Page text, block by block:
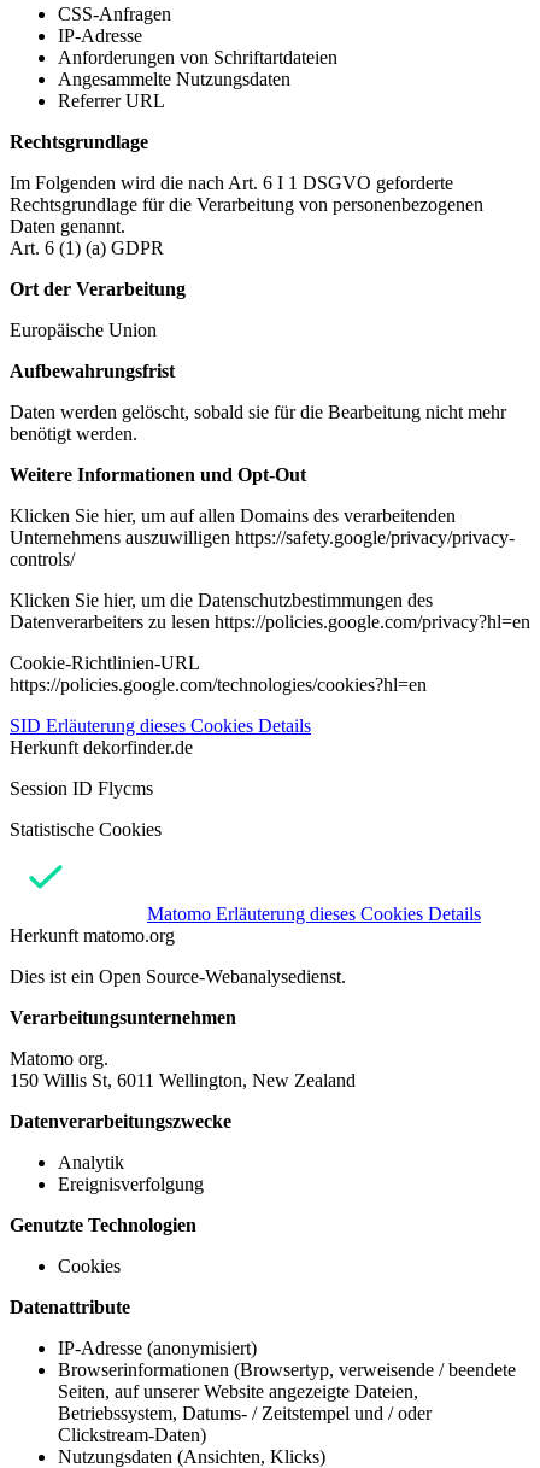
CSS-Anfragen
IP-Adresse
Anforderungen von Schriftartdateien
Angesammelte Nutzungsdaten
Referrer URL
Rechtsgrundlage
Im Folgenden wird die nach Art. 6 I 1 DSGVO geforderte
Rechtsgrundlage für die Verarbeitung von personenbezogenen
Daten genannt.
Art. 6 (1) (a) GDPR
Ort der Verarbeitung
Europäische Union
Aufbewahrungsfrist
Daten werden gelöscht, sobald sie für die Bearbeitung nicht mehr
benötigt werden.
Weitere Informationen und Opt-Out
Klicken Sie hier, um auf allen Domains des verarbeitenden
Unternehmens auszuwilligen https://safety.google/privacy/privacy-
controls/
Klicken Sie hier, um die Datenschutzbestimmungen des
Datenverarbeiters zu lesen https://policies.google.com/privacy?hl=en
Cookie-Richtlinien-URL
https://policies.google.com/technologies/cookies?hl=en
SID Erläuterung dieses Cookies Details
Herkunft dekorfinder.de
Session ID Flycms
Statistische Cookies
Matomo Erläuterung dieses Cookies Details
Herkunft matomo.org
Dies ist ein Open Source-Webanalysedienst.
Verarbeitungsunternehmen
Matomo org.
150 Willis St, 6011 Wellington, New Zealand
Datenverarbeitungszwecke
Analytik
Ereignisverfolgung
Genutzte Technologien
Cookies
Datenattribute
IP-Adresse (anonymisiert)
Browserinformationen (Browsertyp, verweisende / beendete
Seiten, auf unserer Website angezeigte Dateien,
Betriebssystem, Datums- / Zeitstempel und / oder
Clickstream-Daten)
Nutzungsdaten (Ansichten, Klicks)